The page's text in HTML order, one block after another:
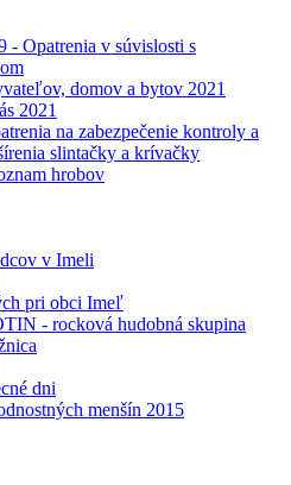
- Opatrenia v súvislosti s
domov a bytov 2021
2021
na zabezpečenie kontroly a
slintačky a krívačky
hrobov
v Imeli
pri obci Imeľ
- rocková hudobná skupina
dni
menšín 2015